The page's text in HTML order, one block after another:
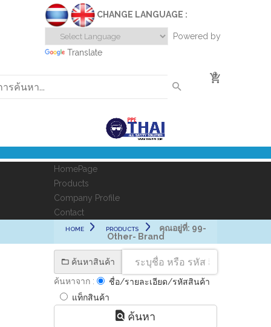
CHANGE LANGUAGE :
Powered by
Translate
0
HomePage
Products
Company Profile
Contact
HOME PRODUCTS คุณอยู่ที่: 99-
Other- Brand
ค้นหาสินค้า
ค้นหาจาก :
ชื่อ/รายละเอียด/รหัสสินค้า
แท็กสินค้า
ค้นหา